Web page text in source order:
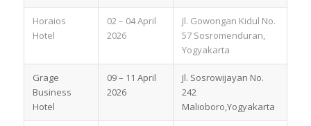
Horaios
Hotel
02 – 04 April
2026
Jl. Gowongan Kidul No.
57 Sosromenduran,
Yogyakarta
Grage
Business
Hotel
09 – 11 April
2026
Jl. Sosrowijayan No.
242
Malioboro,Yogyakarta